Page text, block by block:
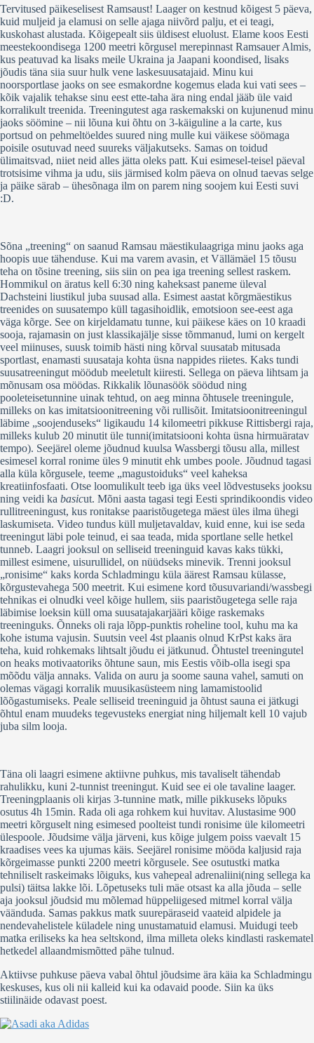
Tervitused päikeselisest Ramsaust! Laager on kestnud kõigest 5 päeva,
kuid muljeid ja elamusi on selle ajaga niivõrd palju, et ei teagi,
kuskohast alustada. Kõigepealt siis üldisest eluolust. Elame koos Eesti
meestekoondisega 1200 meetri kõrgusel merepinnast Ramsauer Almis,
kus peatuvad ka lisaks meile Ukraina ja Jaapani koondised, lisaks
jõudis täna siia suur hulk vene laskesuusatajaid. Minu kui
noorsportlase jaoks on see esmakordne kogemus elada kui vati sees –
kõik vajalik tehakse sinu eest ette-taha ära ning endal jääb üle vaid
korralikult treenida. Treeningutest aga raskemakski on kujunenud minu
jaoks söömine – nii lõuna kui õhtu on 3-käiguline a la carte, kus
portsud on pehmeltöeldes suured ning mulle kui väikese söömaga
poisile osutuvad need suureks väljakutseks. Samas on toidud
ülimaitsvad, niiet neid alles jätta oleks patt. Kui esimesel-teisel päeval
trotsisime vihma ja udu, siis järmised kolm päeva on olnud taevas selge
ja päike särab – ühesõnaga ilm on parem ning soojem kui Eesti suvi
:D.
Sõna „treening“ on saanud Ramsau mäestikulaagriga minu jaoks aga
hoopis uue tähenduse. Kui ma varem avasin, et Vällämäel 15 tõusu
teha on tõsine treening, siis siin on pea iga treening sellest raskem.
Hommikul on äratus kell 6:30 ning kaheksast paneme üleval
Dachsteini liustikul juba suusad alla. Esimest aastat kõrgmäestikus
treenides on suusatempo küll tagasihoidlik, emotsioon see-eest aga
väga kõrge. See on kirjeldamatu tunne, kui päikese käes on 10 kraadi
sooja, rajamasin on just klassikajälje sisse tõmmanud, lumi on kergelt
veel miinuses, suusk toimib hästi ning kõrval suusatab mitusada
sportlast, enamasti suusataja kohta üsna nappides riietes. Kaks tundi
suusatreeningut möödub meeletult kiiresti. Sellega on päeva lihtsam ja
mõnusam osa möödas. Rikkalik lõunasöök söödud ning
pooleteisetunnine uinak tehtud, on aeg minna õhtusele treeningule,
milleks on kas imitatsioonitreening või rullisõit. Imitatsioonitreeningul
läbime „soojenduseks“ ligikaudu 14 kilomeetri pikkuse Rittisbergi raja,
milleks kulub 20 minutit üle tunni(imitatsiooni kohta üsna hirmuäratav
tempo). Seejärel oleme jõudnud kuulsa Wassbergi tõusu alla, millest
esimesel korral ronime üles 9 minutit ehk umbes poole. Jõudnud tagasi
alla küla kõrgusele, teeme „magustoiduks“ veel kaheksa
kreatiinfosfaati. Otse loomulikult teeb iga üks veel lõdvestuseks jooksu
ning veidi ka basicut. Mõni aasta tagasi tegi Eesti sprindikoondis video
rullitreeningust, kus ronitakse paaristõugetega mäest üles ilma ühegi
laskumiseta. Video tundus küll muljetavaldav, kuid enne, kui ise seda
treeningut läbi pole teinud, ei saa teada, mida sportlane selle hetkel
tunneb. Laagri jooksul on selliseid treeninguid kavas kaks tükki,
millest esimene, uisurullidel, on nüüdseks minevik. Trenni jooksul
„ronisime“ kaks korda Schladmingu küla äärest Ramsau külasse,
kõrgustevahega 500 meetrit. Kui esimene kord tõusuvariandi/wassbegi
tehnikas ei olnudki veel kõige hullem, siis paaristõugetega selle raja
läbimise loeksin küll oma suusatajakarjääri kõige raskemaks
treeninguks. Õnneks oli raja lõpp-punktis roheline tool, kuhu ma ka
kohe istuma vajusin. Suutsin veel 4st plaanis olnud KrPst kaks ära
teha, kuid rohkemaks lihtsalt jõudu ei jätkunud. Õhtustel treeningutel
on heaks motivaatoriks õhtune saun, mis Eestis võib-olla isegi spa
mõõdu välja annaks. Valida on auru ja soome sauna vahel, samuti on
olemas vägagi korralik muusikasüsteem ning lamamistoolid
lõõgastumiseks. Peale selliseid treeninguid ja õhtust sauna ei jätkugi
õhtul enam muudeks tegevusteks energiat ning hiljemalt kell 10 vajub
juba silm looja.
Täna oli laagri esimene aktiivne puhkus, mis tavaliselt tähendab
rahulikku, kuni 2-tunnist treeningut. Kuid see ei ole tavaline laager.
Treeningplaanis oli kirjas 3-tunnine matk, mille pikkuseks lõpuks
osutus 4h 15min. Rada oli aga rohkem kui huvitav. Alustasime 900
meetri kõrguselt ning esimesed poolteist tundi ronisime üle kilomeetri
ülespoole. Jõudsime välja järveni, kus kõige julgem poiss vaevalt 15
kraadises vees ka ujumas käis. Seejärel ronisime mööda kaljusid raja
kõrgeimasse punkti 2200 meetri kõrgusele. See osutustki matka
tehniliselt raskeimaks lõiguks, kus vahepeal adrenaliini(ning sellega ka
pulsi) täitsa lakke lõi. Lõpetuseks tuli mäe otsast ka alla jõuda – selle
aja jooksul jõudsid mu mõlemad hüppeliigesed mitmel korral välja
väänduda. Samas pakkus matk suurepäraseid vaateid alpidele ja
nendevahelistele küladele ning unustamatuid elamusi. Muidugi teeb
matka eriliseks ka hea seltskond, ilma milleta oleks kindlasti raskematel
hetkedel allaandmismõtted pähe tulnud.
Aktiivse puhkuse päeva vabal õhtul jõudsime ära käia ka Schladmingu
keskuses, kus oli nii kalleid kui ka odavaid poode. Siin ka üks
stiilinäide odavast poest.